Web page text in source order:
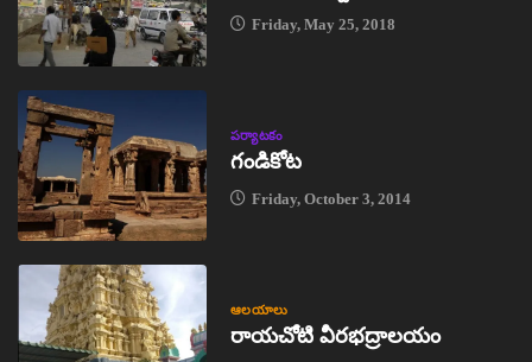
Friday, May 25, 2018
పర్యాటకం
గండికోట
Friday, October 3, 2014
ఆలయాలు
రాయచోటి వీరభద్రాలయం